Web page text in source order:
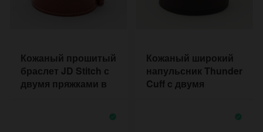
Кожаный прошитый
браслет JD Stitch с
двумя пряжками в
Кожаный широкий
напульсник Thunder
Cuff c двумя